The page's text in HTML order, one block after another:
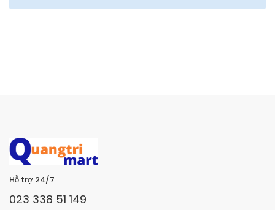
Hỗ trợ 24/7
023 338 51 149